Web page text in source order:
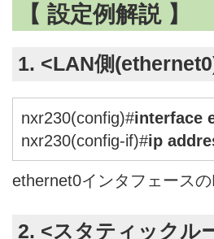
【 設定例解説 】
1. <LAN側
nxr230(config)#interface
nxr230(config-if)#ip
ethernet0インタフェース
2. <スタティックル